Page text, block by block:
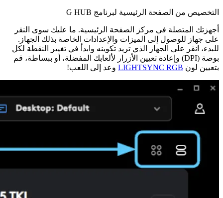
التخصيص من الصفحة الرئيسية لبرنامج G HUB
أجهزتك المتصلة في مركز الصفحة الرئيسية. ما عليك سوى النقر
على جهاز للوصول إلى الميزات والإعدادات الخاصة بذلك الجهاز.
للبدء، انقر على الجهاز الذي تريد تكوينه وابدأ في تغيير النقطة لكل
بوصة (DPI) وإعادة تعيين الأزرار لألعابك المفضلة، أو ببساطة، قم
بتعيين لون LIGHTSYNC RGB وعد إلى اللعب!